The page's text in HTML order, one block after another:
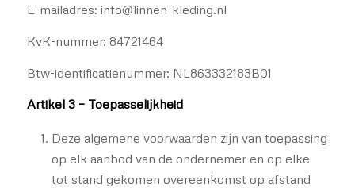
E-mailadres: info@linnen-kleding.nl
KvK-nummer: 84721464
Btw-identificatienummer: NL863332183B01
Artikel 3 – Toepasselijkheid
Deze algemene voorwaarden zijn van toepassing
op elk aanbod van de ondernemer en op elke
tot stand gekomen overeenkomst op afstand